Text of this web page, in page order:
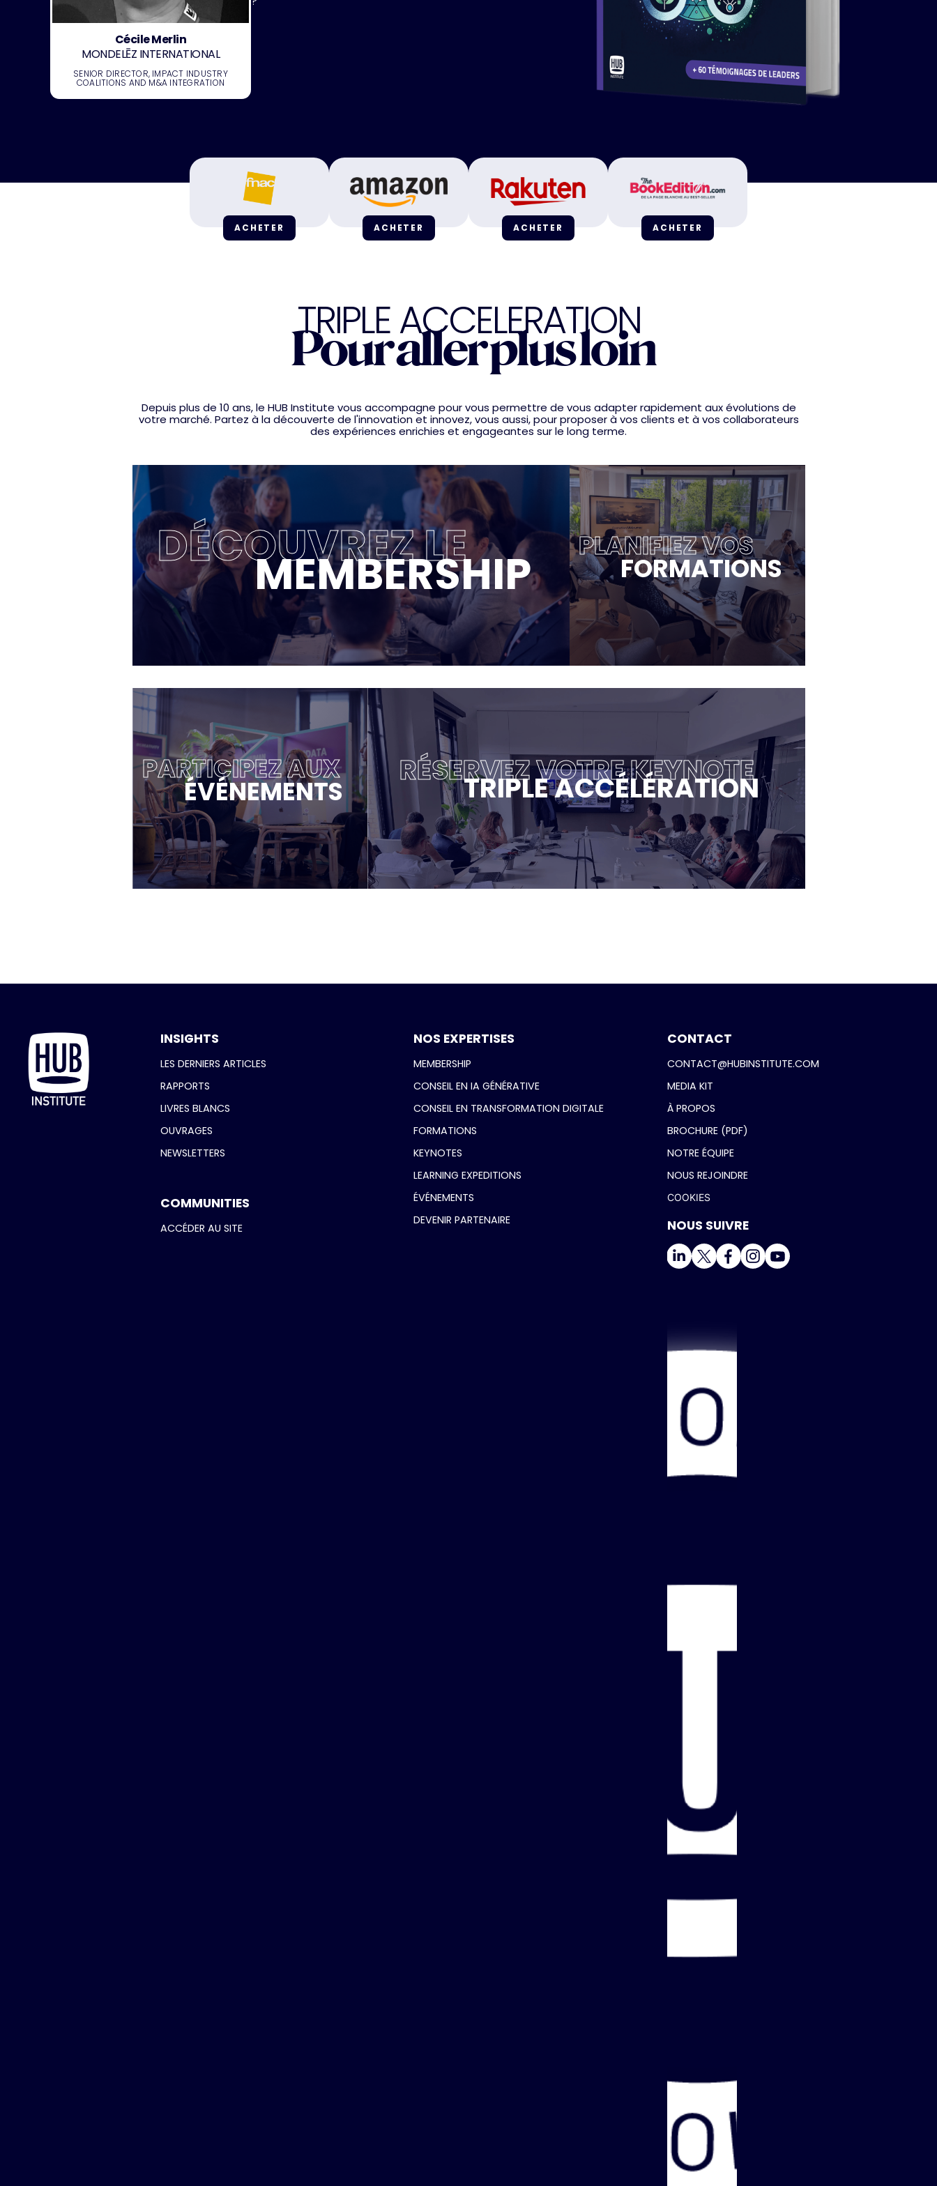
ACCÉDER AUX REPLAYS
Cécile Merlin
MONDELĒZ INTERNATIONAL
SENIOR DIRECTOR, IMPACT INDUSTRY
COALITIONS AND M&A INTEGRATION
ACHETER ACHETER ACHETER ACHETER
TRIPLE ACCELERATION
Pour aller plus loin
Depuis plus de 10 ans, le HUB Institute vous accompagne pour vous permettre de vous adapter rapidement aux évolutions de
votre marché. Partez à la découverte de l'innovation et innovez, vous aussi, pour proposer à vos clients et à vos collaborateurs
des expériences enrichies et engageantes sur le long terme.
DÉCOUVREZ LE
MEMBERSHIP PLANIFIEZ VOS
FORMATIONS
PARTICIPEZ AUX
ÉVÉNEMENTS
RÉSERVEZ VOTRE KEYNOTE
TRIPLE ACCÉLÉRATION
INSIGHTS
LES DERNIERS ARTICLES
RAPPORTS
LIVRES BLANCS
OUVRAGES
NEWSLETTERS
COMMUNITIES
ACCÉDER AU SITE
NOS EXPERTISES
MEMBERSHIP
CONSEIL EN IA GÉNÉRATIVE
CONSEIL EN TRANSFORMATION DIGITALE
FORMATIONS
KEYNOTES
LEARNING EXPEDITIONS
ÉVÉNEMENTS
DEVENIR PARTENAIRE
CONTACT
CONTACT@HUBINSTITUTE.COM
MEDIA KIT
À PROPOS
BROCHURE (PDF)
NOTRE ÉQUIPE
NOUS REJOINDRE
COOKIES
NOUS SUIVRE